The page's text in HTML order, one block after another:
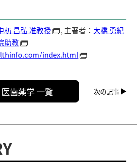
杤 昌弘 准教授 , 主著者： 大橋 勇紀
助教
index.html
医歯薬学 一覧 次の記事